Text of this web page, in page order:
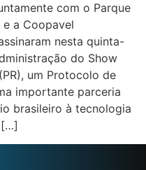
com o Parque
a Coopavel
nesta quinta-
do Show
um Protocolo de
importante parceria
brasileiro à tecnologia
[…]